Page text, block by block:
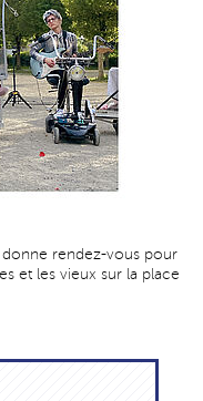
donne rendez-vous pour
et les vieux sur la place